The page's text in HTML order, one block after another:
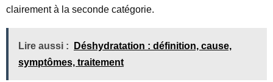
clairement à la seconde catégorie.
Lire aussi :
Déshydratation : définition, cause,
symptômes, traitement